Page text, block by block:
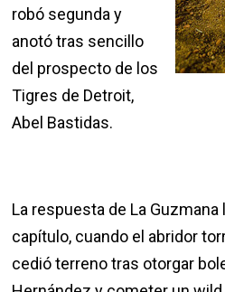
robó segunda y
anotó tras sencillo
del prospecto de los
Tigres de Detroit,
Abel Bastidas.
La respuesta de La
capítulo, cuando el abridor
cedió terreno tras otorgar